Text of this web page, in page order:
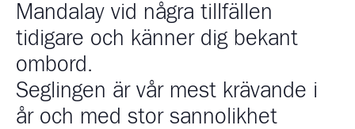
Mandalay vid några tillfällen
tidigare och känner dig bekant
ombord.
Seglingen är vår mest krävande i
år och med stor sannolikhet